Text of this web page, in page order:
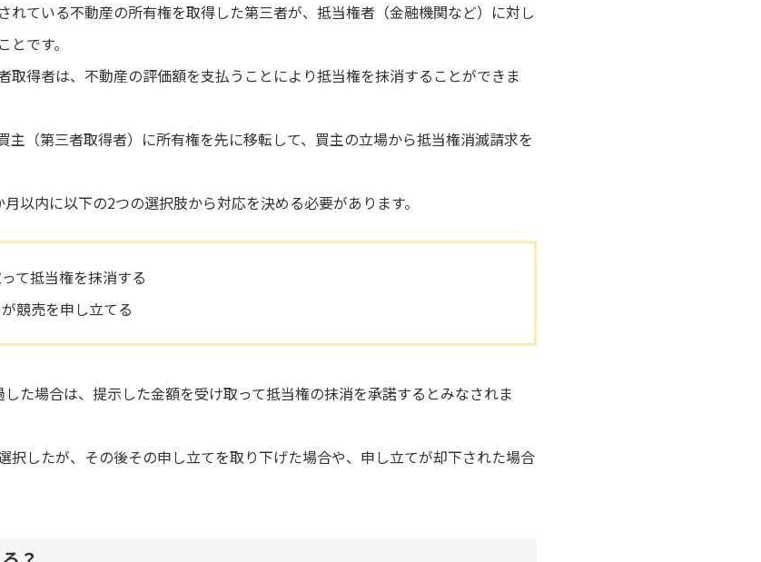
れている不動産の所有権を取得した第三者が、抵当権者（金融機関など）に対し
です。
取得者は、不動産の評価額を支払うことにより抵当権を抹消することができま
主（第三者取得者）に所有権を先に移転して、買主の立場から抵当権消滅請求を
以内に以下の2つの選択肢から対応を決める必要があります。
て抵当権を抹消する
競売を申し立てる
た場合は、提示した金額を受け取って抵当権の抹消を承諾するとみなされま
択したが、その後その申し立てを取り下げた場合や、申し立てが却下された場合